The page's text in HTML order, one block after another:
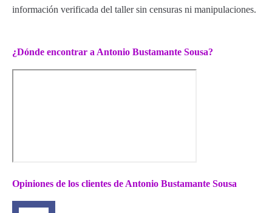
información verificada del taller sin censuras ni manipulaciones.
¿Dónde encontrar a Antonio Bustamante Sousa?
Opiniones de los clientes de Antonio Bustamante Sousa